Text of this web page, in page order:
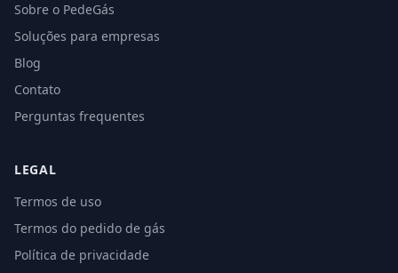
Sobre o PedeGás
Soluções para empresas
Blog
Contato
Perguntas frequentes
LEGAL
Termos de uso
Termos do pedido de gás
Política de privacidade